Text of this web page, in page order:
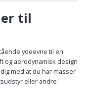
til
ydeevne til en
og aerodynamisk design
med at du har masser
eller andre